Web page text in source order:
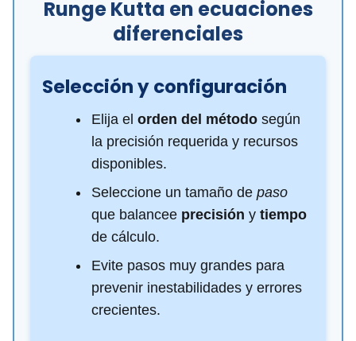
Runge Kutta en ecuaciones
diferenciales
Selección y configuración
Elija el orden del método según
la precisión requerida y recursos
disponibles.
Seleccione un tamaño de paso
que balancee precisión y tiempo
de cálculo.
Evite pasos muy grandes para
prevenir inestabilidades y errores
crecientes.